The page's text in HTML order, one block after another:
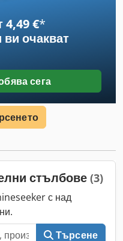
LED Височина: 8,5 м
242 см Много добре
4,49 €*
ви очакват
сега
стълбове (3)
с над
Търсене